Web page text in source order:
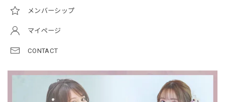
メンバーシップ
マイページ
CONTACT